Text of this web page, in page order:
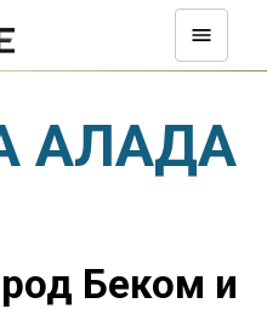
АЛАДА
Беком и